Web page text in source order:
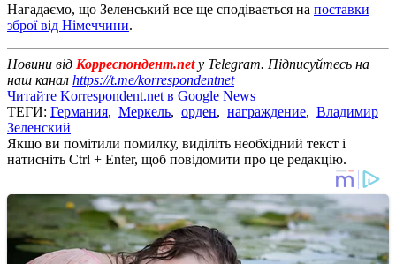
Нагадаємо, що Зеленський все ще сподівається на поставки
зброї від Німеччини.
Новини від Корреспондент.netу Telegram. Підписуйтесь на
наш канал https://t.me/korrespondentnet
Читайте Korrespondent.net в Google News
ТЕГИ: Германия, Меркель, орден, награждение, Владимир
Зеленский
Якщо ви помітили помилку, виділіть необхідний текст і
натисніть Ctrl + Enter, щоб повідомити про це редакцію.